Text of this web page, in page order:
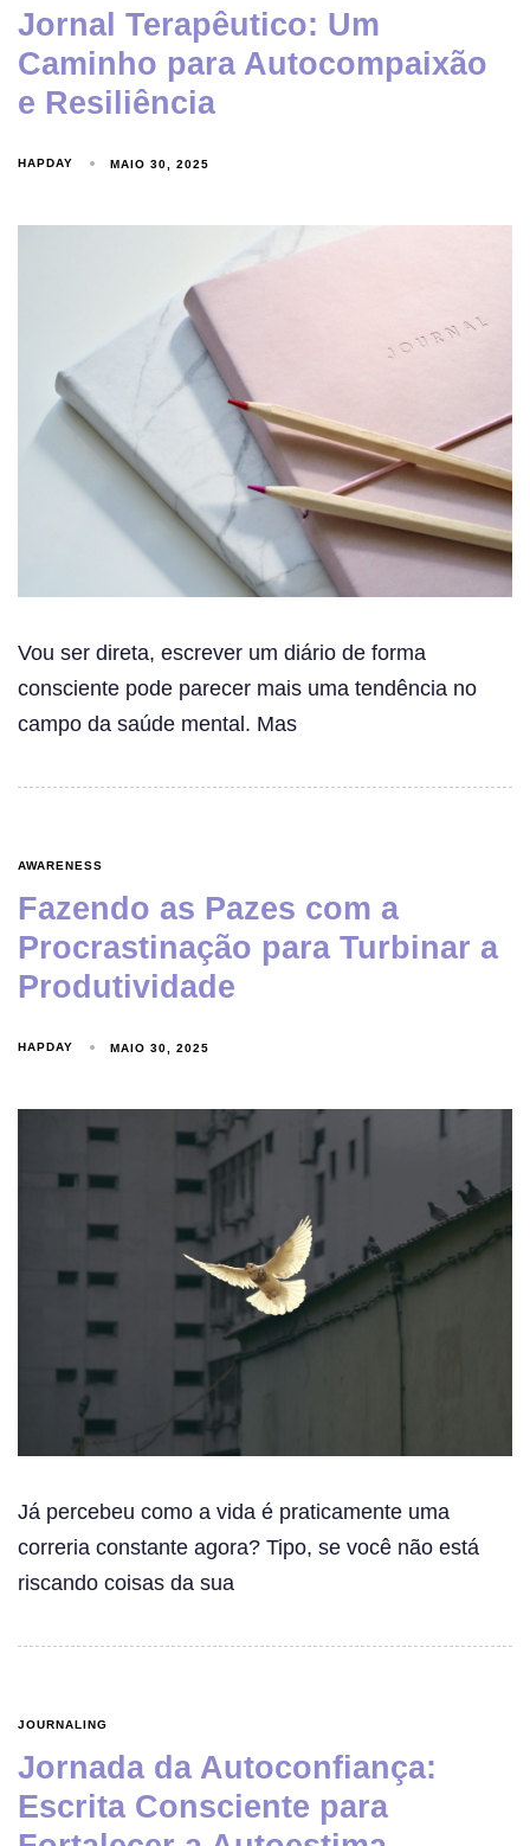
Jornal Terapêutico: Um
Caminho para Autocompaixão
e Resiliência
HAPDAY MAIO 30, 2025
Vou ser direta, escrever um diário de forma
consciente pode parecer mais uma tendência no
campo da saúde mental. Mas
AWARENESS
Fazendo as Pazes com a
Procrastinação para Turbinar a
Produtividade
HAPDAY MAIO 30, 2025
Já percebeu como a vida é praticamente uma
correria constante agora? Tipo, se você não está
riscando coisas da sua
JOURNALING
Jornada da Autoconfiança:
Escrita Consciente para